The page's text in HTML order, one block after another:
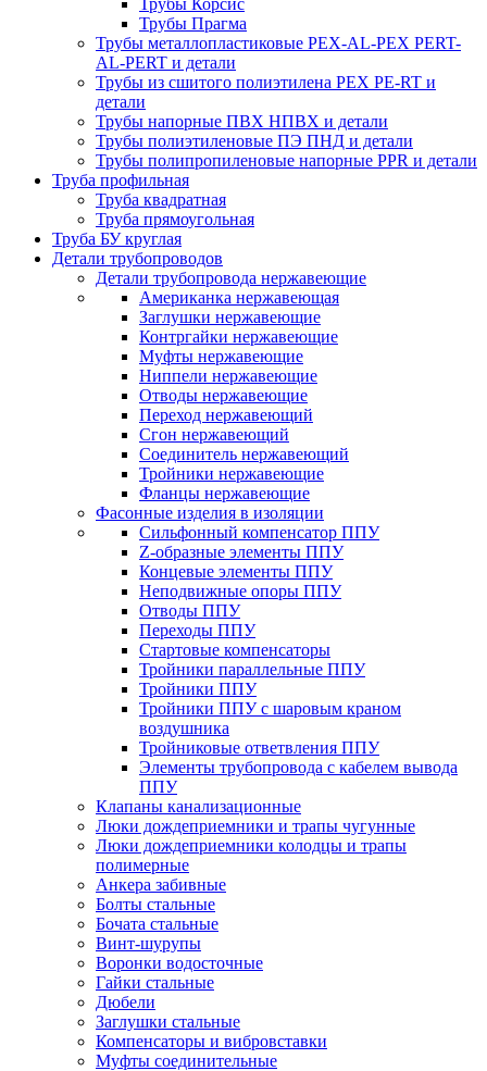
Трубы Корсис
Трубы Прагма
Трубы металлопластиковые PEX-AL-PEX PERT-
AL-PERT и детали
Трубы из сшитого полиэтилена PEX PE-RT и
детали
Трубы напорные ПВХ НПВХ и детали
Трубы полиэтиленовые ПЭ ПНД и детали
Трубы полипропиленовые напорные PPR и детали
Труба профильная
Труба квадратная
Труба прямоугольная
Труба БУ круглая
Детали трубопроводов
Детали трубопровода нержавеющие
Американка нержавеющая
Заглушки нержавеющие
Контргайки нержавеющие
Муфты нержавеющие
Ниппели нержавеющие
Отводы нержавеющие
Переход нержавеющий
Сгон нержавеющий
Соединитель нержавеющий
Тройники нержавеющие
Фланцы нержавеющие
Фасонные изделия в изоляции
Cильфонный компенсатор ППУ
Z-образные элементы ППУ
Концевые элементы ППУ
Неподвижные опоры ППУ
Отводы ППУ
Переходы ППУ
Стартовые компенсаторы
Тройники параллельные ППУ
Тройники ППУ
Тройники ППУ с шаровым краном
воздушника
Тройниковые ответвления ППУ
Элементы трубопровода с кабелем вывода
ППУ
Клапаны канализационные
Люки дождеприемники и трапы чугунные
Люки дождеприемники колодцы и трапы
полимерные
Анкера забивные
Болты стальные
Бочата стальные
Винт-шурупы
Воронки водосточные
Гайки стальные
Дюбели
Заглушки стальные
Компенсаторы и вибровставки
Муфты соединительные